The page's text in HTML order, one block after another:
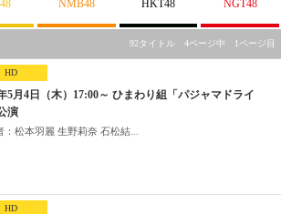
NMB48 HKT48 NGT48
92タイトル 4ページ中 1ページ目
HD
5月4日（木）17:00～ ひまわり組「パジャマドライ
演
：松本羽麗 生野莉奈 石松結...
HD